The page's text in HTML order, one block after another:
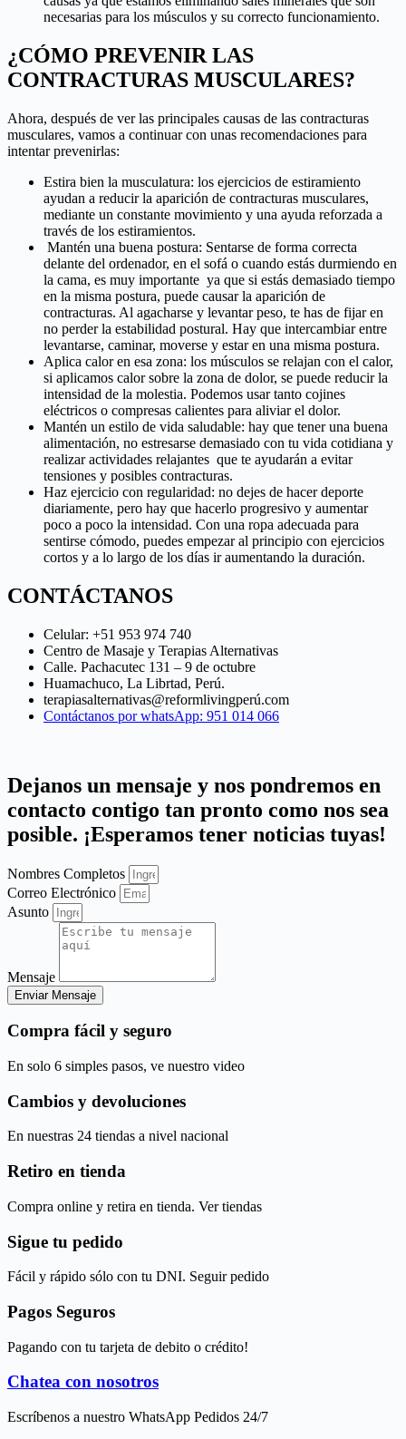
necesarias para los músculos y su correcto funcionamiento.
¿CÓMO PREVENIR LAS
CONTRACTURAS MUSCULARES?
Ahora, después de ver las principales causas de las contracturas
musculares, vamos a continuar con unas recomendaciones para
intentar prevenirlas:
Estira bien la musculatura: los ejercicios de estiramiento
ayudan a reducir la aparición de contracturas musculares,
mediante un constante movimiento y una ayuda reforzada a
través de los estiramientos.
Mantén una buena postura: Sentarse de forma correcta
delante del ordenador, en el sofá o cuando estás durmiendo en
la cama, es muy importante ya que si estás demasiado tiempo
en la misma postura, puede causar la aparición de
contracturas. Al agacharse y levantar peso, te has de fijar en
no perder la estabilidad postural. Hay que intercambiar entre
levantarse, caminar, moverse y estar en una misma postura.
Aplica calor en esa zona: los músculos se relajan con el calor,
si aplicamos calor sobre la zona de dolor, se puede reducir la
intensidad de la molestia. Podemos usar tanto cojines
eléctricos o compresas calientes para aliviar el dolor.
Mantén un estilo de vida saludable: hay que tener una buena
alimentación, no estresarse demasiado con tu vida cotidiana y
realizar actividades relajantes que te ayudarán a evitar
tensiones y posibles contracturas.
Haz ejercicio con regularidad: no dejes de hacer deporte
diariamente, pero hay que hacerlo progresivo y aumentar
poco a poco la intensidad. Con una ropa adecuada para
sentirse cómodo, puedes empezar al principio con ejercicios
cortos y a lo largo de los días ir aumentando la duración.
CONTÁCTANOS
Celular: +51 953 974 740
Centro de Masaje y Terapias Alternativas
Calle. Pachacutec 131 – 9 de octubre
Huamachuco, La Librtad, Perú.
terapiasalternativas@reformlivingperú.com
Contáctanos por whatsApp: 951 014 066
Dejanos un mensaje y nos pondremos en
contacto contigo tan pronto como nos sea
posible. ¡Esperamos tener noticias tuyas!
Nombres Completos
Correo Electrónico
Asunto
Mensaje
Enviar Mensaje
Compra fácil y seguro
En solo 6 simples pasos, ve nuestro video
Cambios y devoluciones
En nuestras 24 tiendas a nivel nacional
Retiro en tienda
Compra online y retira en tienda. Ver tiendas
Sigue tu pedido
Fácil y rápido sólo con tu DNI. Seguir pedido
Pagos Seguros
Pagando con tu tarjeta de debito o crédito!
Chatea con nosotros
Escríbenos a nuestro WhatsApp Pedidos 24/7